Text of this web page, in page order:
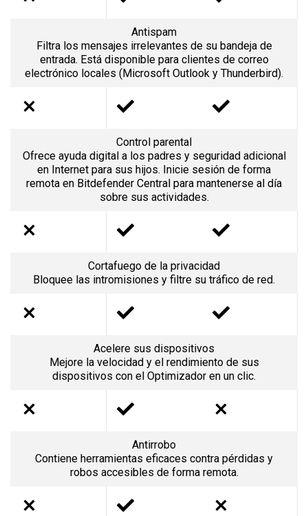
Antispam
Filtra los mensajes irrelevantes de su bandeja de
entrada. Está disponible para clientes de correo
electrónico locales (Microsoft Outlook y Thunderbird).
Control parental
Ofrece ayuda digital a los padres y seguridad adicional
en Internet para sus hijos. Inicie sesión de forma
remota en Bitdefender Central para mantenerse al día
sobre sus actividades.
Cortafuego de la privacidad
Bloquee las intromisiones y filtre su tráfico de red.
Acelere sus dispositivos
Mejore la velocidad y el rendimiento de sus
dispositivos con el Optimizador en un clic.
Antirrobo
Contiene herramientas eficaces contra pérdidas y
robos accesibles de forma remota.